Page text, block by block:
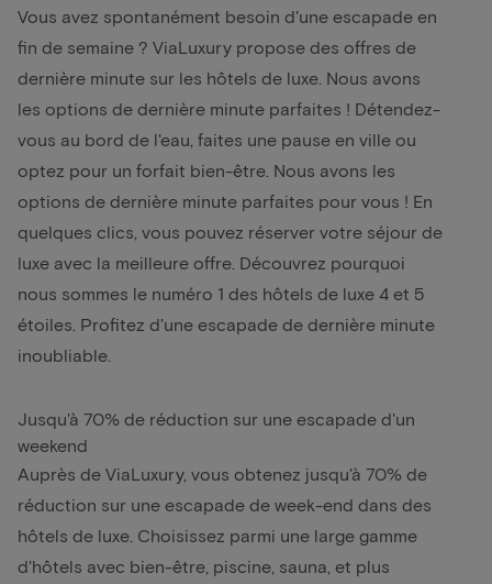
Vous avez spontanément besoin d'une escapade en
fin de semaine ? ViaLuxury propose des offres de
dernière minute sur les hôtels de luxe. Nous avons
les options de dernière minute parfaites ! Détendez-
vous au bord de l'eau, faites une pause en ville ou
optez pour un forfait bien-être. Nous avons les
options de dernière minute parfaites pour vous ! En
quelques clics, vous pouvez réserver votre séjour de
luxe avec la meilleure offre. Découvrez pourquoi
nous sommes le numéro 1 des hôtels de luxe 4 et 5
étoiles. Profitez d'une escapade de dernière minute
inoubliable.
Jusqu'à 70% de réduction sur une escapade d'un
weekend
Auprès de ViaLuxury, vous obtenez jusqu'à 70% de
réduction sur une escapade de week-end dans des
hôtels de luxe. Choisissez parmi une large gamme
d'hôtels avec bien-être, piscine, sauna, et plus